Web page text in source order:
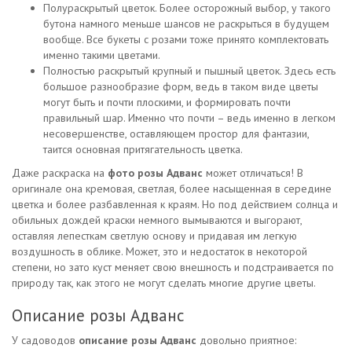
Полураскрытый цветок. Более осторожный выбор, у такого
бутона намного меньше шансов не раскрыться в будущем
вообще. Все букеты с розами тоже принято комплектовать
именно такими цветами.
Полностью раскрытый крупный и пышный цветок. Здесь есть
большое разнообразие форм, ведь в таком виде цветы
могут быть и почти плоскими, и формировать почти
правильный шар. Именно что почти – ведь именно в легком
несовершенстве, оставляющем простор для фантазии,
таится основная притягательность цветка.
Даже раскраска на фото розы Адванс может отличаться! В
оригинале она кремовая, светлая, более насыщенная в середине
цветка и более разбавленная к краям. Но под действием солнца и
обильных дождей краски немного вымываются и выгорают,
оставляя лепесткам светлую основу и придавая им легкую
воздушность в облике. Может, это и недостаток в некоторой
степени, но зато куст меняет свою внешность и подстраивается по
природу так, как этого не могут сделать многие другие цветы.
Описание розы Адванс
У садоводов описание розы Адванс довольно приятное: